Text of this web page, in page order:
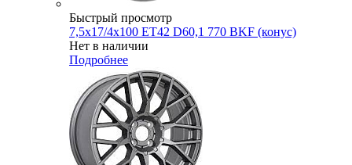
Быстрый просмотр
7,5x17/4x100 ET42 D60,1 770 BKF (конус)
Нет в наличии
Подробнее